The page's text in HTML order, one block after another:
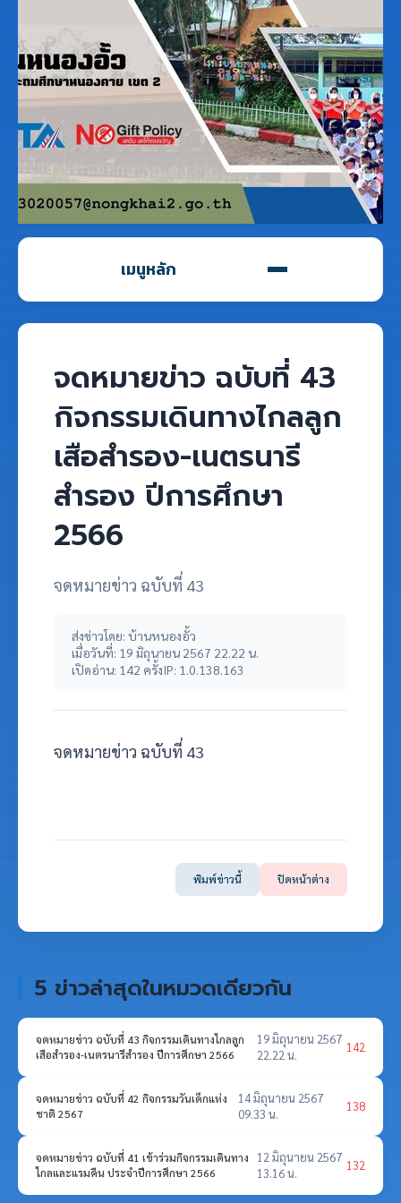
เมนูหลัก
จดหมายข่าว ฉบับที่ 43
กิจกรรมเดินทางไกลลูก
เสือสำรอง-เนตรนารี
สำรอง ปีการศึกษา
2566
จดหมายข่าว ฉบับที่ 43
ส่งข่าวโดย: บ้านหนองอั้ว
เมื่อวันที่: 19 มิถุนายน 2567 22.22 น.
เปิดอ่าน: 142 ครั้งIP: 1.0.138.163
จดหมายข่าว ฉบับที่ 43
พิมพ์ข่าวนี้ ปิดหน้าต่าง
5 ข่าวล่าสุดในหมวดเดียวกัน
จดหมายข่าว ฉบับที่ 43 กิจกรรมเดินทางไกลลูก
เสือสำรอง-เนตรนารีสำรอง ปีการศึกษา 2566
19 มิถุนายน 2567
22.22 น.
142
จดหมายข่าว ฉบับที่ 42 กิจกรรมวันเด็กแห่ง
ชาติ 2567
14 มิถุนายน 2567
09.33 น.
138
จดหมายข่าว ฉบับที่ 41 เข้าร่วมกิจกรรมเดินทาง
ไกลและแรมคืน ประจำปีการศึกษา 2566
12 มิถุนายน 2567
13.16 น.
132